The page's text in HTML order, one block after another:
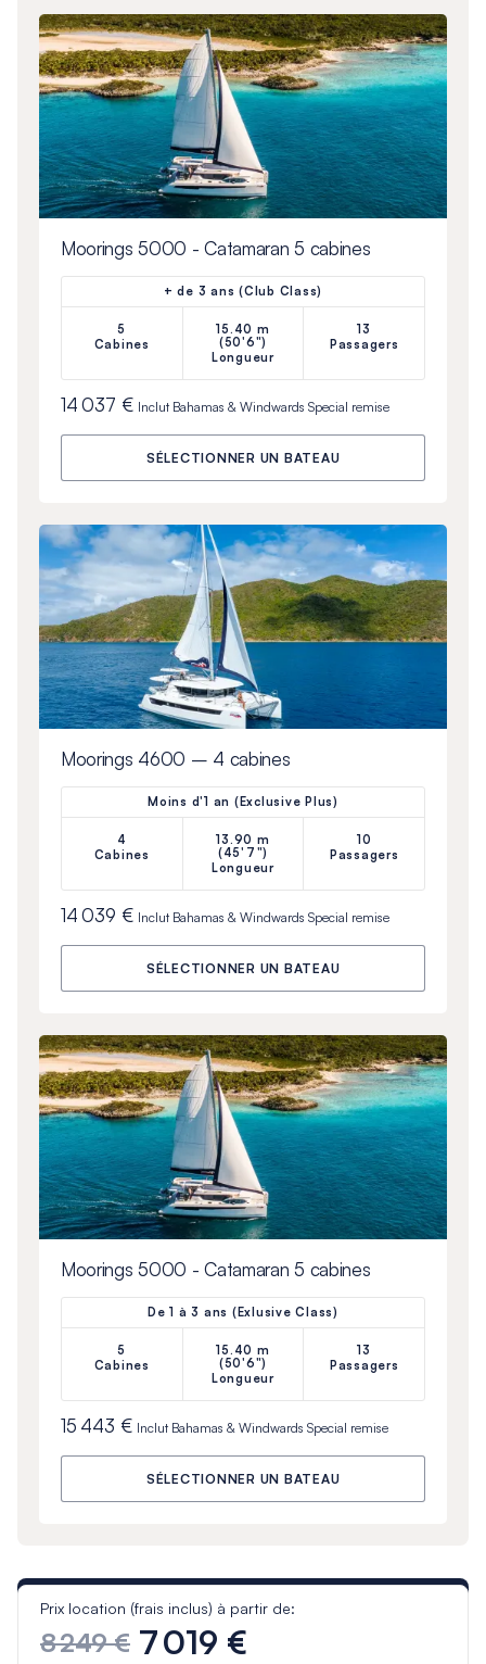
Moorings 5000 - Catamaran 5 cabines
+ de 3 ans (Club Class)
5
Cabines
15.40 m
(50'6")
Longueur
13
Passagers
14 037 € Inclut Bahamas & Windwards Special remise
SÉLECTIONNER UN BATEAU
Moorings 4600 – 4 cabines
Moins d'1 an (Exclusive Plus)
4
Cabines
13.90 m
(45'7")
Longueur
10
Passagers
14 039 € Inclut Bahamas & Windwards Special remise
SÉLECTIONNER UN BATEAU
Moorings 5000 - Catamaran 5 cabines
De 1 à 3 ans (Exlusive Class)
5
Cabines
15.40 m
(50'6")
Longueur
13
Passagers
15 443 € Inclut Bahamas & Windwards Special remise
SÉLECTIONNER UN BATEAU
Prix location (frais inclus) à partir de:
8 249 € 7 019 €